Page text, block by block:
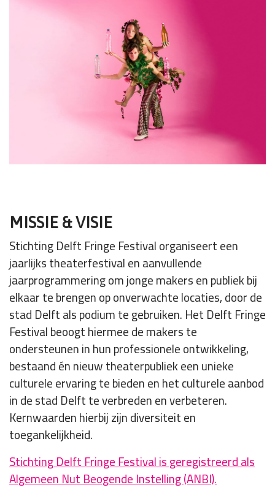
MISSIE & VISIE
Stichting Delft Fringe Festival organiseert een
jaarlijks theaterfestival en aanvullende
jaarprogrammering om jonge makers en publiek bij
elkaar te brengen op onverwachte locaties, door de
stad Delft als podium te gebruiken. Het Delft Fringe
Festival beoogt hiermee de makers te
ondersteunen in hun professionele ontwikkeling,
bestaand én nieuw theaterpubliek een unieke
culturele ervaring te bieden en het culturele aanbod
in de stad Delft te verbreden en verbeteren.
Kernwaarden hierbij zijn diversiteit en
toegankelijkheid.
Stichting Delft Fringe Festival is geregistreerd als
Algemeen Nut Beogende Instelling (ANBI).